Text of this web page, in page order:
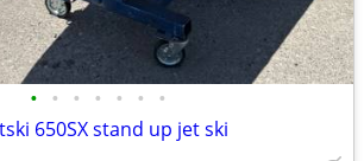
• • • • • • •
650SX stand up jet ski